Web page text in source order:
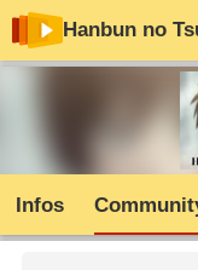
Hanbun no
Infos